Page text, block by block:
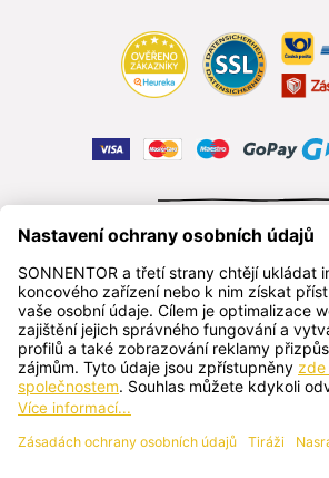
čeština
SONNENTOR s.r.o.
Příhon 943, 696 15 Čejkovice,
+420 518 362 687